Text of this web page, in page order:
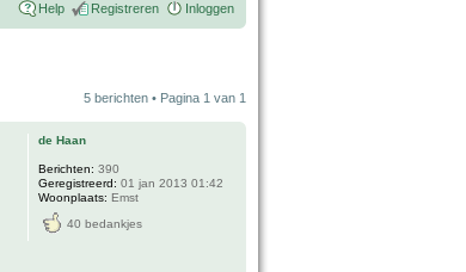
Help Registreren Inloggen
5 berichten • Pagina 1 van 1
de Haan
Berichten: 390
Geregistreerd: 01 jan 2013 01:42
Woonplaats: Emst
40 bedankjes